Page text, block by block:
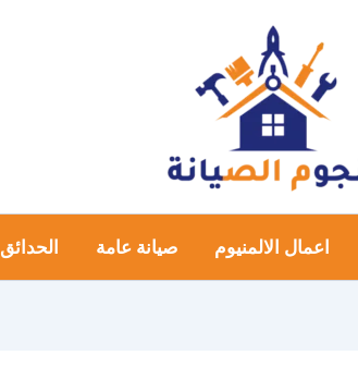
اعمال الالمنيوم صيانة عامة الحدائق